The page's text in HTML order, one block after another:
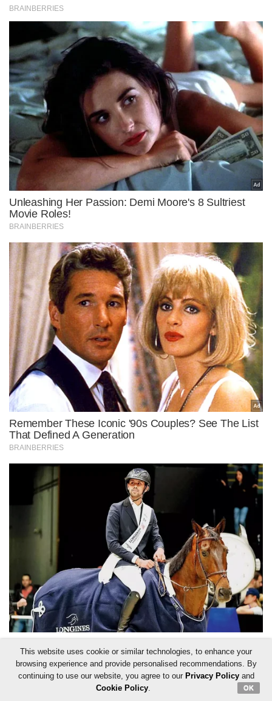
This website uses cookie or similar technologies, to enhance your
browsing experience and provide personalised recommendations. By
continuing to use our website, you agree to our Privacy Policyand
Cookie Policy. OK